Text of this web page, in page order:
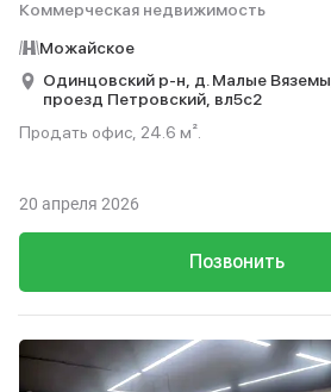
Коммерческая недвижимость
Можайское
Одинцовский р-н, д. Малые Вяземы,
проезд Петровский, вл5с2
Продать офис, 24.6 м².
Позвонить
20 апреля 2026